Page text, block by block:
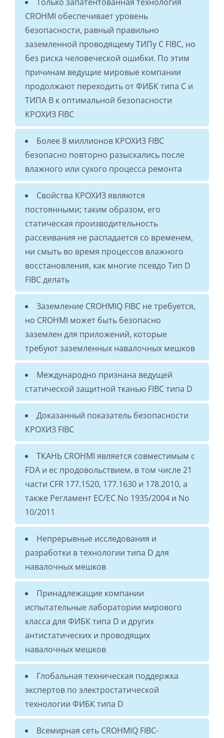
CROHMI обеспечивает уровень
безопасности, равный правильно
заземленной проводящему ТИПу C FIBC, но
без риска человеческой ошибки. По этим
причинам ведущие мировые компании
продолжают переходить от ФИБК типа C и
ТИПА B к оптимальной безопасности
КРОХИЗ FIBC
Более 8 миллионов КРОХИЗ FIBC
безопасно повторно разыскались после
влажного или сухого процесса ремонта
Свойства КРОХИЗ являются
постоянными; таким образом, его
статическая производительность
рассеивания не распадается со временем,
ни смыть во время процессов влажного
восстановления, как многие псевдо Тип D
FIBC делать
Заземление CROHMIQ FIBC не требуется,
но CROHMI может быть безопасно
заземлен для приложений, которые
требуют заземленных навалочных мешков
Международно признана ведущей
статической защитной тканью FIBC типа D
Доказанный показатель безопасности
КРОХИЗ FIBC
ТКАНЬ CROHMI является совместимым с
FDA и ес продовольствием, в том числе 21
части CFR 177.1520, 177.1630 и 178.2010, а
также Регламент ЕС/ЕС No 1935/2004 и No
10/2011
Непрерывные исследования и
разработки в технологии типа D для
навалочных мешков
Принадлежащие компании
испытательные лаборатории мирового
класса для ФИБК типа D и других
антистатических и проводящих
навалочных мешков
Глобальная техническая поддержка
экспертов по электростатической
технологии ФИБК типа D
Всемирная сеть CROHMIQ FIBC-